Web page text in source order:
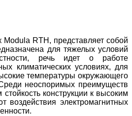
RTH, представляет собой
для тяжелых условий
речь идет о работе
климатических условиях, для
температуры окружающего
неоспоримых преимуществ
конструкции к высоким
воздействия электромагнитных